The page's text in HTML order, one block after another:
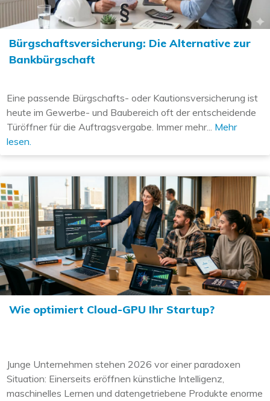
Bürgschaftsversicherung: Die Alternative zur
Bankbürgschaft
Eine passende Bürgschafts- oder Kautionsversicherung ist
heute im Gewerbe- und Baubereich oft der entscheidende
Türöffner für die Auftragsvergabe. Immer mehr... Mehr
lesen.
Wie optimiert Cloud-GPU Ihr Startup?
Junge Unternehmen stehen 2026 vor einer paradoxen
Situation: Einerseits eröffnen künstliche Intelligenz,
maschinelles Lernen und datengetriebene Produkte enorme